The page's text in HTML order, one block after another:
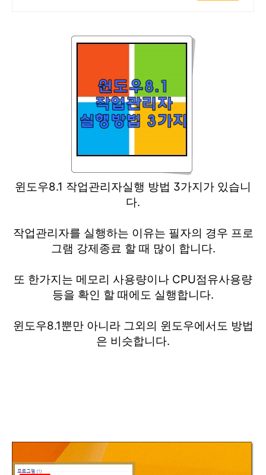
윈도우8.1 작업관리자실행 방법 3가지가 있습니
다.
작업관리자를 실행하는 이유는 필자의 경우 프로
그램 강제종료 할 때 많이 합니다.
또 한가지는 메모리 사용량이나 CPU점유사용량
등을 확인 할 때에도 실행합니다.
윈도우8.1뿐만 아니라 그외의 윈도우에서도 방법
은 비슷합니다.